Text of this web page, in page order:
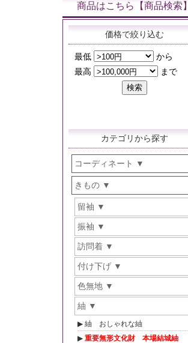
商品はこちら【商品検索】
価格で絞り込む
カテゴリから探す
コーディネート
きもの
留袖
振袖
訪問着
付け下げ
色無地
紬
紬 おしゃれな紬
重要無形文化財 本場結城紬